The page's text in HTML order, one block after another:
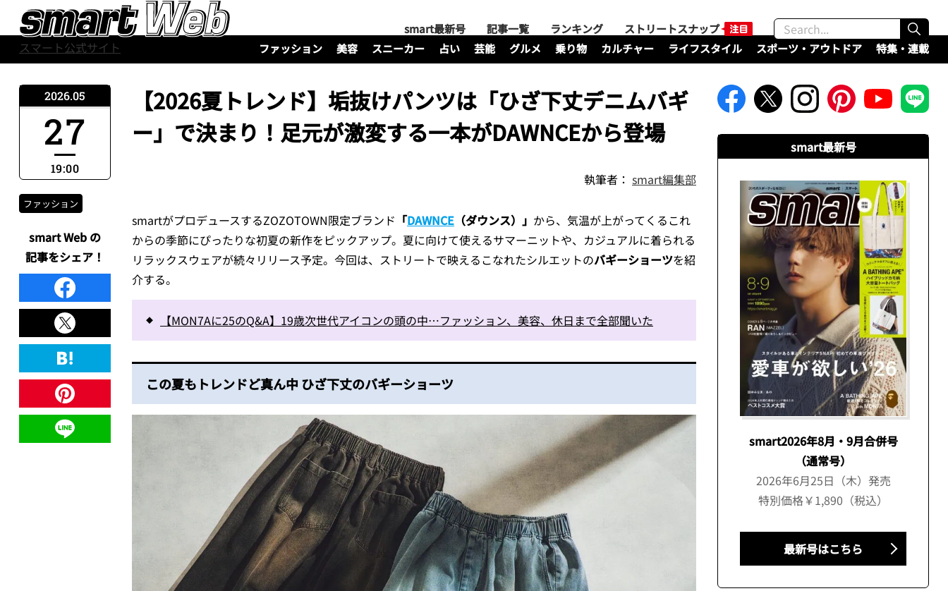
スマート公式サイト
smart最新号 記事一覧 ランキング
ストリートスナップ
ファッション
美容 スニーカー 占い 芸能 グルメ 乗り物 カルチャー ライフスタイル スポーツ・アウトドア 特集・連載
【2026夏トレンド】垢抜けパンツは「ひざ下丈デニムバギ
ー」で決まり！足元が激変する一本がDAWNCEから登場
執筆者： smart編集部
smartがプロデュースするZOZOTOWN限定ブランド 「DAWNCE （ダウンス）」 から、気温が上がってくるこれ
からの季節にぴったりな初夏の新作をピックアップ。夏に向けて使えるサマーニットや、カジュアルに着られる
リラックスウェアが続々リリース予定。今回は、ストリートで映えるこなれたシルエットのバギーショーツを紹
介する。
【MON7Aに25のQ&A】19歳次世代アイコンの頭の中…ファッション、美容、休日まで全部聞いた
この夏もトレンドど真ん中 ひざ下丈のバギーショーツ
2026.05
27
19:00
ファッション
smart Web の
記事をシェア！
smart最新号
smart2026年8月・9月合併号
（通常号）
2026年6月25日（木）発売
特別価格￥1,890（税込）
最新号はこちら